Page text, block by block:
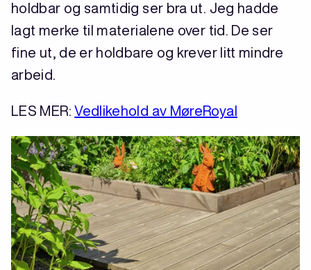
holdbar og samtidig ser bra ut. Jeg hadde
lagt merke til materialene over tid. De ser
fine ut, de er holdbare og krever litt mindre
arbeid.
LES MER:Vedlikehold av MøreRoyal